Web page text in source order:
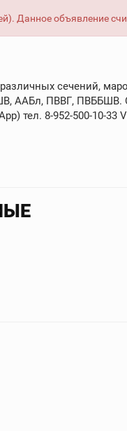
Данное объявление
сечений,
ААБл, ПВВГ, ПВББШВ.
тел. 8-952-500-10-